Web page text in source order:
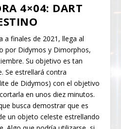
4×04: DART
a finales de 2021, llega al
por Didymos y Dimorphos,
Su objetivo es tan
Se estrellará contra
de Didymos) con el objetivo
en unos diez minutos.
busca demostrar que es
un objeto celeste estrellando